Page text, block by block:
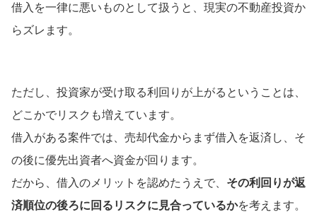
借入を一律に悪いものとして扱うと、現実の不動産投資か
らズレます。
ただし、投資家が受け取る利回りが上がるということは、
どこかでリスクも増えています。
借入がある案件では、売却代金からまず借入を返済し、そ
の後に優先出資者へ資金が回ります。
だから、借入のメリットを認めたうえで、 その利回りが返
済順位の後ろに回るリスクに見合っているかを考えます。